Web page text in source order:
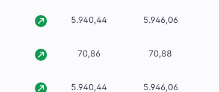
5.940,44 5.946,06
70,86 70,88
5.940,44 5.946,06